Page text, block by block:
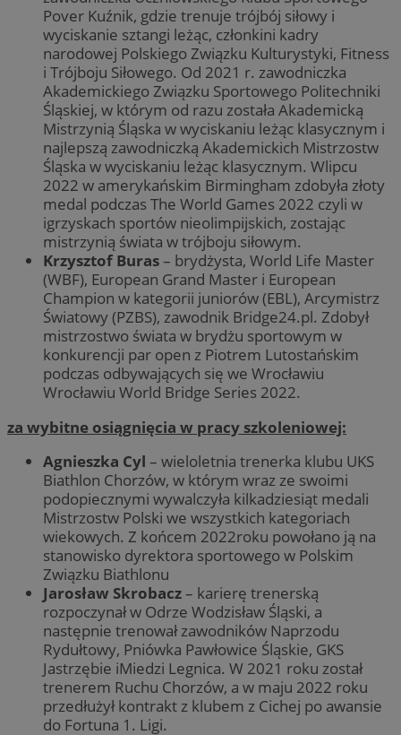
Pover Kuźnik, gdzie trenuje trójbój siłowy i
wyciskanie sztangi leżąc, członkini kadry
narodowej Polskiego Związku Kulturystyki, Fitness
i Trójboju Siłowego. Od 2021 r. zawodniczka
Akademickiego Związku Sportowego Politechniki
Śląskiej, w którym od razu została Akademicką
Mistrzynią Śląska w wyciskaniu leżąc klasycznym i
najlepszą zawodniczką Akademickich Mistrzostw
Śląska w wyciskaniu leżąc klasycznym. Wlipcu
2022 w amerykańskim Birmingham zdobyła złoty
medal podczas The World Games 2022 czyli w
igrzyskach sportów nieolimpijskich, zostając
mistrzynią świata w trójboju siłowym.
Krzysztof Buras– brydżysta, World Life Master
(WBF), European Grand Master i European
Champion w kategorii juniorów (EBL), Arcymistrz
Światowy (PZBS), zawodnik Bridge24.pl. Zdobył
mistrzostwo świata w brydżu sportowym w
konkurencji par open z Piotrem Lutostańskim
podczas odbywających się we Wrocławiu
Wrocławiu World Bridge Series 2022.
za wybitne osiągnięcia w pracy szkoleniowej:
Agnieszka Cyl – wieloletnia trenerka klubu UKS
Biathlon Chorzów, w którym wraz ze swoimi
podopiecznymi wywalczyła kilkadziesiąt medali
Mistrzostw Polski we wszystkich kategoriach
wiekowych. Z końcem 2022roku powołano ją na
stanowisko dyrektora sportowego w Polskim
Związku Biathlonu
Jarosław Skrobacz– karierę trenerską
rozpoczynał w Odrze Wodzisław Śląski, a
następnie trenował zawodników Naprzodu
Rydułtowy, Pniówka Pawłowice Śląskie, GKS
Jastrzębie iMiedzi Legnica. W 2021 roku został
trenerem Ruchu Chorzów, a w maju 2022 roku
przedłużył kontrakt z klubem z Cichej po awansie
do Fortuna 1. Ligi.